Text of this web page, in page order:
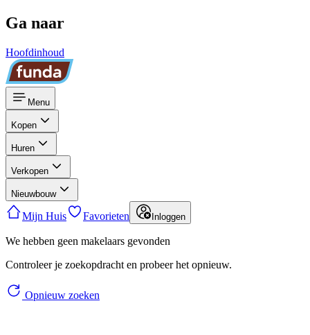
Ga naar
Hoofdinhoud
Menu
Kopen
Huren
Verkopen
Nieuwbouw
Mijn Huis Favorieten Inloggen
We hebben geen makelaars gevonden
Controleer je zoekopdracht en probeer het opnieuw.
Opnieuw zoeken